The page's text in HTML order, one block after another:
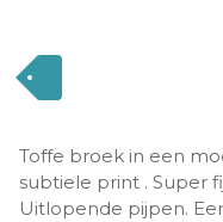
Toffe broek in een
subtiele print . Super
Uitlopende pijpen.